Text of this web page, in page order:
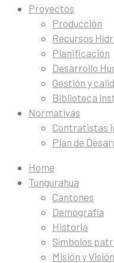
Proyectos
Producción
Recursos
Planificación
Desarrollo
Gestión y
Biblioteca
Normativas
Contratistas
Plan de
Home
Tungurahua
Cantones
Demografía
Historia
Símbolos
Misión y Visión